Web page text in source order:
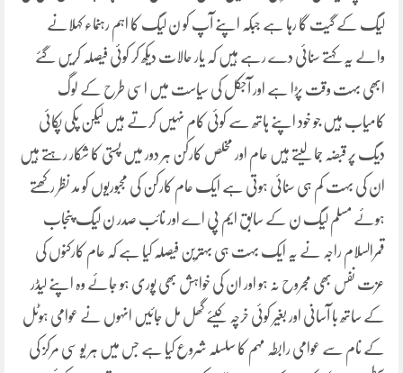
لیگ کے گیت گا رہا ہے جبکہ اپنے آپ کو ن لیگ کا اہم رہنماء کہلانے
والے یہ کہتے سنائی دے رہے ہیں کہ یار حالات دیکھ کر کوئی فیصلہ کریں گئے
ابھی بہت وقت پڑا ہے اور آجکل کی سیاست میں اسی طرح کے لوگ
کامیاب ہیں جو خود اپنے ہاتھ سے کوئی کام نہیں کرتے ہیں لیکن پکی پکائی
دیگ پر قبضہ جما لیتے ہیں عام اور مخلص کارکن ہر دور میں پستی کا شکار رہتے ہیں
ان کی بہت کم ہی سنائی ہوتی ہے ایک عام کارکن کی مجبوریوں کو مد نظر رکھتے
ہوئے مسلم لیگ ن کے سابق ایم پی اے اور نائب صدر ن لیگ پنجاب
قمرالسلام راجہ نے یہ ایک بہت ہی بہترین فیصلہ کیا ہے کہ عام کارکنوں کی
عزت نفس بھی مجروح نہ ہو اور ان کی خواہش بھی پوری ہو جائے وہ اپنے لیڈر
کے ساتھ با آسانی اور بغیر کوئی خرچہ کیئے گھل مل جائیں انہوں نے عوامی ہوٹل
کے نام سے عوامی رابطہ مہم کا سلسلہ شروع کیا ہے جس میں ہر یو سی مرکز کی